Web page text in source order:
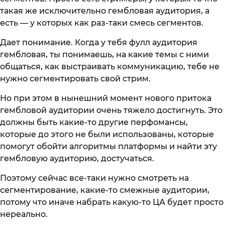
такая же исключительно гембловая аудитория, а
есть — у которых как раз-таки смесь сегментов.
Дает понимание. Когда у тебя фулл аудитория
гембловая, ты понимаешь, на какие темы с ними
общаться, как выстраивать коммуникацию, тебе не
нужно сегментировать свой стрим.
Но при этом в нынешний момент нового притока
гембловой аудитории очень тяжело достигнуть. Это
должны быть какие-то другие перфомансы,
которые до этого не были использованы, которые
помогут обойти алгоритмы платформы и найти эту
гембловую аудиторию, достучаться.
Поэтому сейчас все-таки нужно смотреть на
сегментирование, какие-то смежные аудитории,
потому что иначе набрать какую-то ЦА будет просто
нереально.